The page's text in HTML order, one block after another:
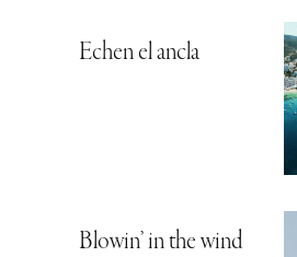
Echen el ancla
Blowin’ in the wind